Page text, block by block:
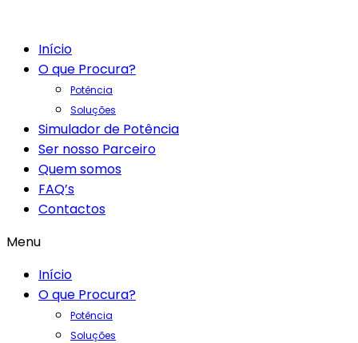
Início
O que Procura?
Potência
Soluções
Simulador de Potência
Ser nosso Parceiro
Quem somos
FAQ’s
Contactos
Menu
Início
O que Procura?
Potência
Soluções